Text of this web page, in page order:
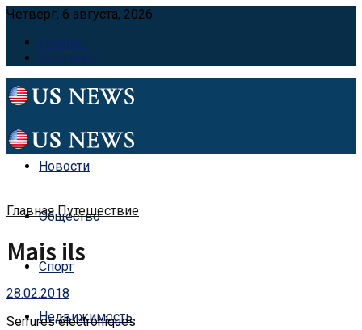
Четверг, 6 августа, 2026
Главная
Контакты
Новости
Общество
Спорт
Недвижимость
Главная Путешествие
Mais ils
28.02.2018
Serrures électroniques